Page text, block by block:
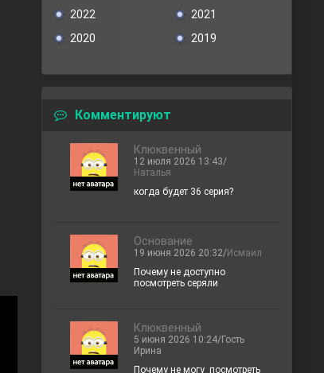
2022
2021
2020
2019
Комментируют
Клюквенный
12 июля 2026 13:43/
Наталья
когда будет 36 серия?
Основание
19 июня 2026 20:32/Исмаил
Почему не доступно
посмотреть серяли
Клюквенный
5 июня 2026 10:24/Гость
Ирина
Почему не могу посмотреть